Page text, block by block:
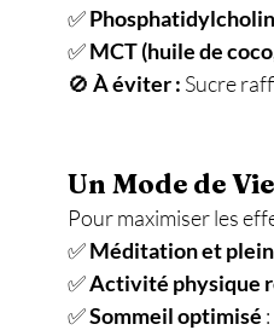
✅
✅ MCT (huile de
🚫 À éviter : Sucre
Un Mode de
Pour maximiser les
✅ Méditation et
✅ Activité physique
✅ Sommeil optimisé